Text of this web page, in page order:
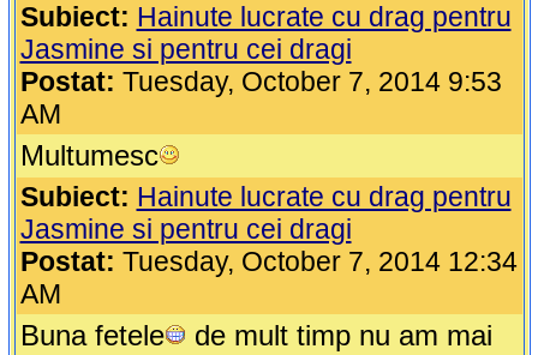
Subiect: Hainute lucrate cu drag pentru
Jasmine si pentru cei dragi
Postat: Tuesday, October 7, 2014 9:53
AM
Multumesc
Subiect: Hainute lucrate cu drag pentru
Jasmine si pentru cei dragi
Postat: Tuesday, October 7, 2014 12:34
AM
Buna fetele
de mult timp nu am mai